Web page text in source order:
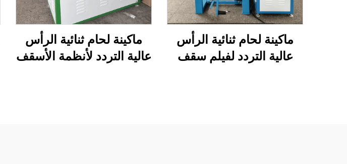
ماكينة لحام ثنائية الرأس
عالية التردد لفيلم سقف
ماكينة لحام ثنائية الرأس
عالية التردد لأنظمة الأسقف